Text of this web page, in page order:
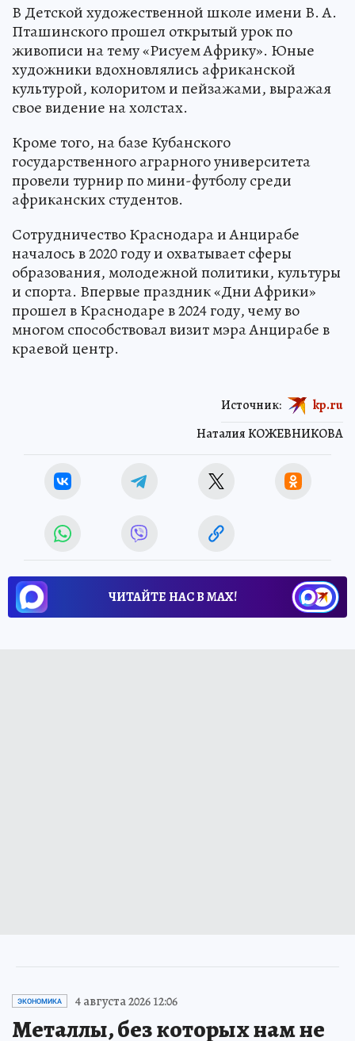
В Детской художественной школе имени В. А.
Пташинского прошел открытый урок по
живописи на тему «Рисуем Африку». Юные
художники вдохновлялись африканской
культурой, колоритом и пейзажами, выражая
свое видение на холстах.
Кроме того, на базе Кубанского
государственного аграрного университета
провели турнир по мини-футболу среди
африканских студентов.
Сотрудничество Краснодара и Анцирабе
началось в 2020 году и охватывает сферы
образования, молодежной политики, культуры
и спорта. Впервые праздник «Дни Африки»
прошел в Краснодаре в 2024 году, чему во
многом способствовал визит мэра Анцирабе в
краевой центр.
Наталия КОЖЕВНИКОВА
Источник: kp.ru
ЧИТАЙТЕ НАС В МАХ!
ЭКОНОМИКА 4 августа 2026 12:06
Металлы, без которых нам не